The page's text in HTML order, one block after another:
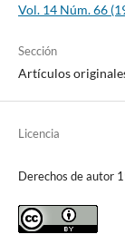
Vol. 14 Núm. 66
Sección
Artículos
Licencia
Derechos de autor